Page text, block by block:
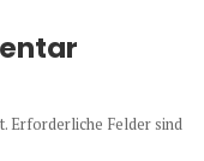
Erforderliche Felder sind